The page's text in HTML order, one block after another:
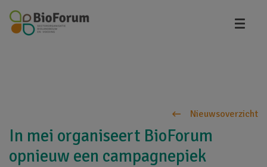
Nieuwsoverzicht
In mei organiseert BioForum
opnieuw een campagnepiek